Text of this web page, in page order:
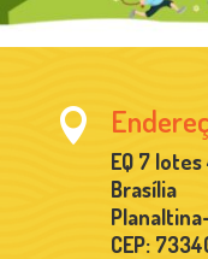

EQ 7 lotes
Brasília
CEP: